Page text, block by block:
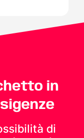
in
di